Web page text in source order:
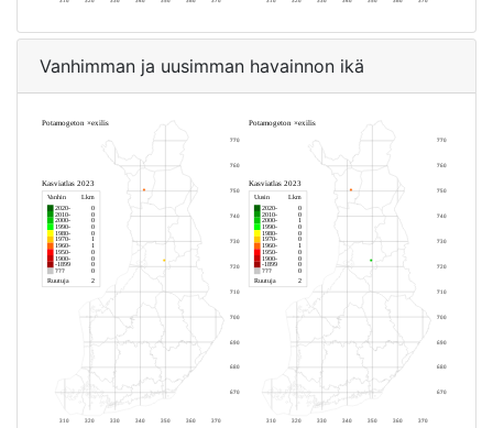
Vanhimman ja uusimman havainnon ikä